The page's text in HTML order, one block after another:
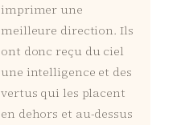
imprimer une
meilleure direction. Ils
ont donc reçu du ciel
une intelligence et des
vertus qui les placent
en dehors et au-dessus